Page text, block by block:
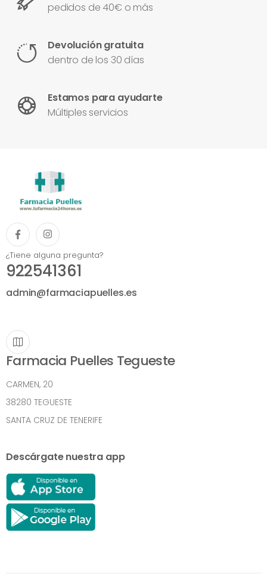
pedidos de 40€ o más
Devolución gratuita
dentro de los 30 días
Estamos para ayudarte
Múltiples servicios
¿Tiene alguna pregunta?
922541361
admin@farmaciapuelles.es
Farmacia Puelles Tegueste
CARMEN, 20
38280 TEGUESTE
SANTA CRUZ DE TENERIFE
Descárgate nuestra app